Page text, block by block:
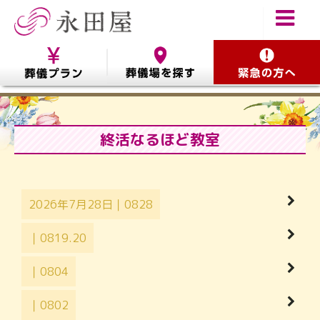
終活なるほど教室
2026年7月28日｜0828
｜0819.20
｜0804
｜0802